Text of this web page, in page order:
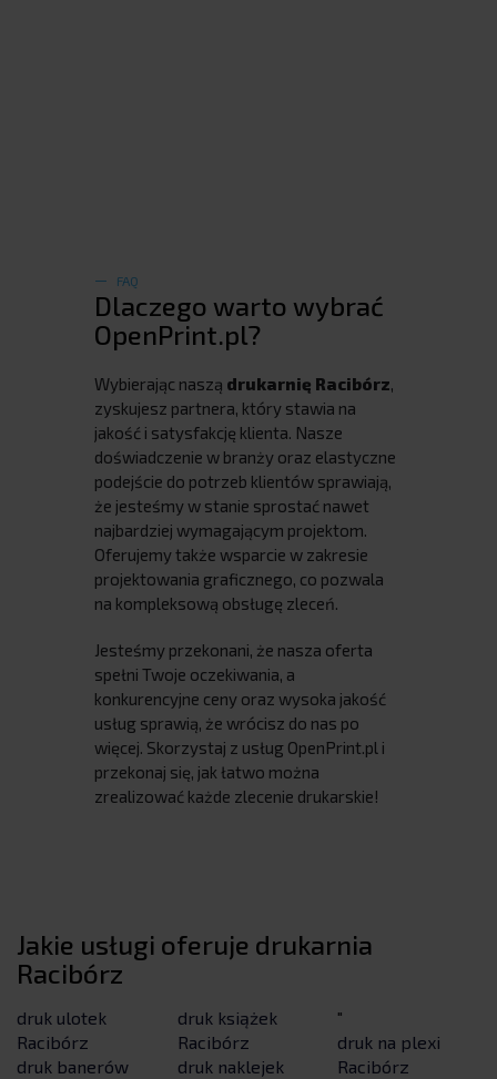
FAQ
Dlaczego warto wybrać
OpenPrint.pl?
Wybierając naszą drukarnię Racibórz,
zyskujesz partnera, który stawia na
jakość i satysfakcję klienta. Nasze
doświadczenie w branży oraz elastyczne
podejście do potrzeb klientów sprawiają,
że jesteśmy w stanie sprostać nawet
najbardziej wymagającym projektom.
Oferujemy także wsparcie w zakresie
projektowania graficznego, co pozwala
na kompleksową obsługę zleceń.
Jesteśmy przekonani, że nasza oferta
spełni Twoje oczekiwania, a
konkurencyjne ceny oraz wysoka jakość
usług sprawią, że wrócisz do nas po
więcej. Skorzystaj z usług OpenPrint.pl i
przekonaj się, jak łatwo można
zrealizować każde zlecenie drukarskie!
Jakie usługi oferuje drukarnia
Racibórz
druk ulotek
Racibórz
druk banerów
druk książek
Racibórz
druk naklejek
"
druk na plexi
Racibórz